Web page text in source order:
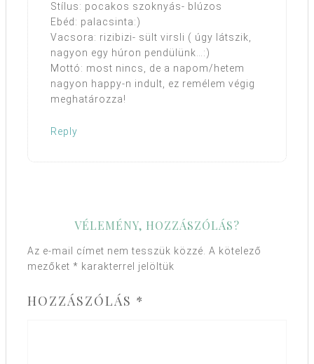
Stílus: pocakos szoknyás- blúzos
Ebéd: palacsinta:)
Vacsora: rizibizi- sült virsli ( úgy látszik,
nagyon egy húron pendülünk…:)
Mottó: most nincs, de a napom/hetem
nagyon happy-n indult, ez remélem végig
meghatározza!
Reply
VÉLEMÉNY, HOZZÁSZÓLÁS?
Az e-mail címet nem tesszük közzé. A kötelező
mezőket * karakterrel jelöltük
HOZZÁSZÓLÁS *